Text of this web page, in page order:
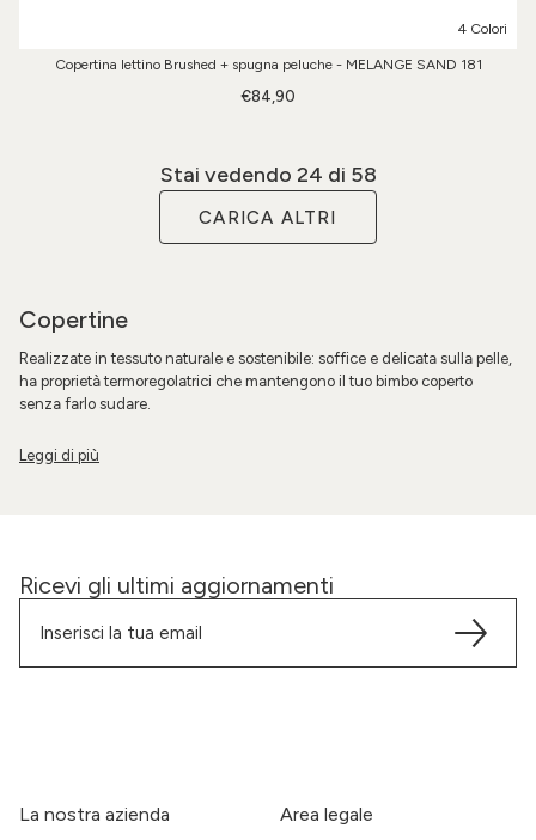
4 Colori
Copertina lettino Brushed + spugna peluche - MELANGE SAND 181
€84,90
Stai vedendo 24 di 58
CARICA ALTRI
Copertine
Realizzate in tessuto naturale e sostenibile: soffice e delicata sulla pelle,
ha proprietà termoregolatrici che mantengono il tuo bimbo coperto
senza farlo sudare.
Ricevi gli ultimi aggiornamenti
La nostra azienda Area legale